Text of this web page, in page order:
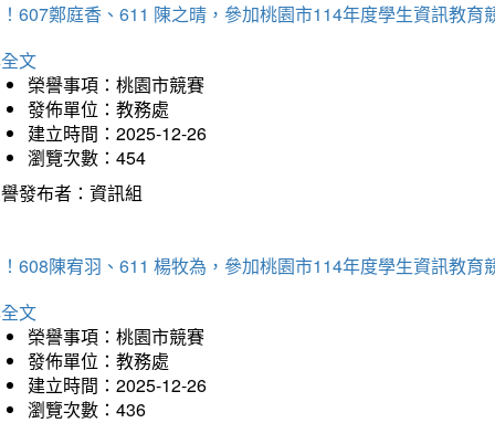
607鄭庭香、611 陳之晴，參加桃園市114年度學生資訊教育
文
榮譽事項：桃園市競賽
發佈單位：教務處
建立時間：2025-12-26
瀏覽次數：454
發布者：資訊組
608陳宥羽、611 楊牧為，參加桃園市114年度學生資訊教育
文
榮譽事項：桃園市競賽
發佈單位：教務處
建立時間：2025-12-26
瀏覽次數：436